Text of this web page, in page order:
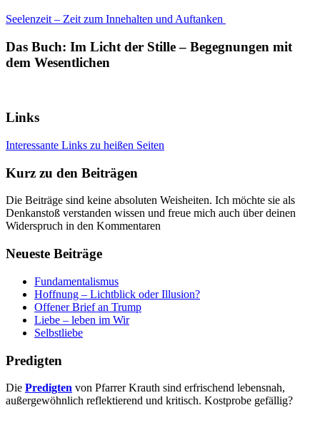
Seelenzeit – Zeit zum Innehalten und Auftanken
Das Buch: Im Licht der Stille – Begegnungen mit
dem Wesentlichen
Links
Interessante Links zu heißen Seiten
Kurz zu den Beiträgen
Die Beiträge sind keine absoluten Weisheiten. Ich möchte sie als
Denkanstoß verstanden wissen und freue mich auch über deinen
Widerspruch in den Kommentaren
Neueste Beiträge
Fundamentalismus
Hoffnung – Lichtblick oder Illusion?
Offener Brief an Trump
Liebe – leben im Wir
Selbstliebe
Predigten
Die Predigten von Pfarrer Krauth sind erfrischend lebensnah,
außergewöhnlich reflektierend und kritisch. Kostprobe gefällig?